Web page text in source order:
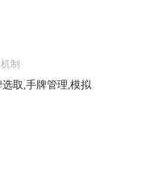
制
选取,手牌管理,模拟